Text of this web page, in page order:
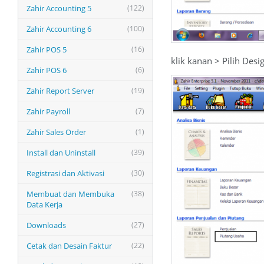
(122)
Zahir Accounting 5
(100)
Zahir Accounting 6
(16)
Zahir POS 5
(6)
Zahir POS 6
(19)
Zahir Report Server
(7)
Zahir Payroll
(1)
Zahir Sales Order
(39)
Install dan Uninstall
(30)
Registrasi dan Aktivasi
(38)
Membuat dan Membuka
Data Kerja
(27)
Downloads
(22)
Cetak dan Desain Faktur
klik kanan > Pilih